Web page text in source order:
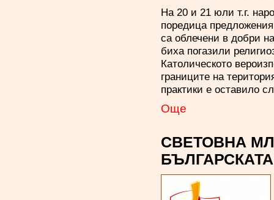
На 20 и 21 юли т.г.
поредица
са облечени в добри
биха погазили
Католическото
границите на
практики е оставило
Oще
СВЕТОВНА